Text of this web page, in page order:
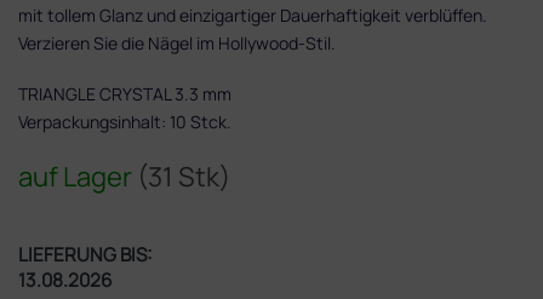
auf Lager (31 Stk)
LIEFERUNG BIS:
13.08.2026
mit tollem Glanz und einzigartiger Dauerhaftigkeit verblüffen.
Verzieren Sie die Nägel im Hollywood-Stil.
TRIANGLE CRYSTAL 3.3 mm
Verpackungsinhalt: 10 Stck.